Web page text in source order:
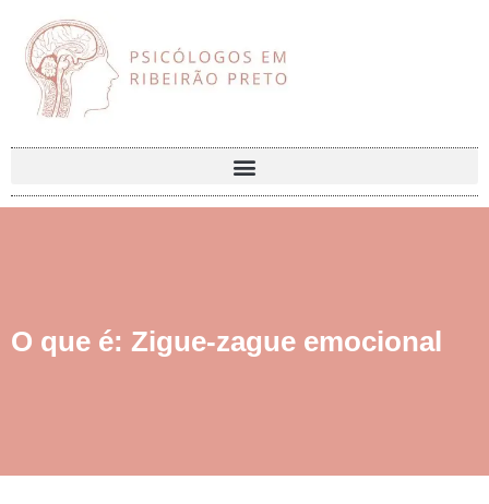
O que é: Zigue-zague emocional